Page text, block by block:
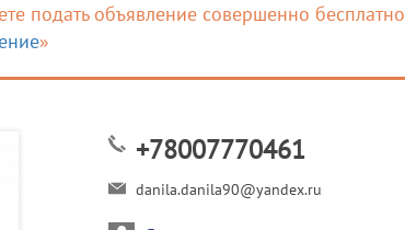
подать объявление совершенно
»
+78007770461
danila.danila90@yandex.ru